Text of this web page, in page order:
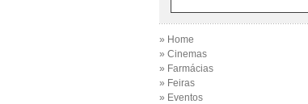
» Home
» Cinemas
» Farmácias
» Feiras
» Eventos